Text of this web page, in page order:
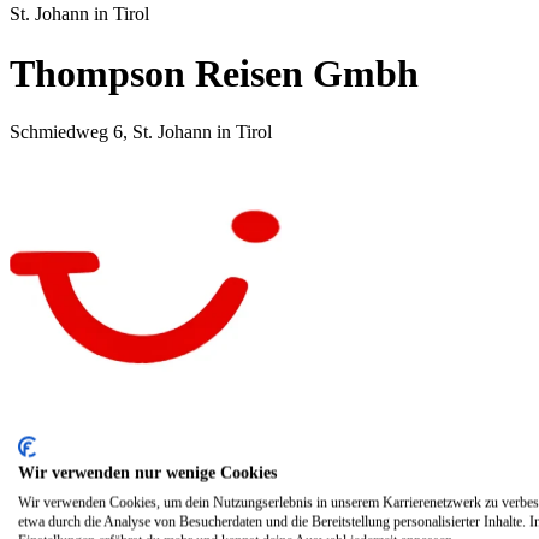
St. Johann in Tirol
Thompson Reisen Gmbh
Schmiedweg 6, St. Johann in Tirol
Wir als Unternehmen
Wir als Arbeitgeber
Wir verwenden nur wenige Cookies
Wir verwenden Cookies, um dein Nutzungserlebnis in unserem Karrierenetzwerk zu
etwa durch die Analyse von Besucherdaten und die Bereitstellung personalisierter Inhalte.